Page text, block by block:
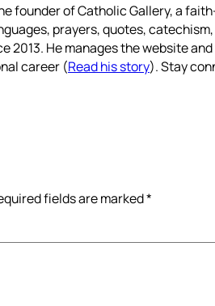
founder of Catholic Gallery, a
prayers, quotes,
2013. He manages the website
career (Read his story). Stay
fields are marked*